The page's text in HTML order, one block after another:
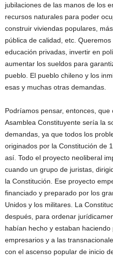
jubilaciones de las manos de los
recursos naturales para poder
construir viviendas populares,
pública de calidad, etc.
educación privadas, invertir en
aumentar los sueldos para
pueblo. El pueblo chileno y los
esas y muchas otras demandas.
Podríamos pensar, entonces,
Asamblea Constituyente sería la
demandas, ya que todos los
originados por la Constitución de
así. Todo el proyecto neoliberal
cuando un grupo de juristas,
la Constitución. Ese proyecto
financiado y preparado por los
Unidos y los militares. La
después, para ordenar
habían hecho y estaban
empresarios y a las
con el ascenso popular de inicio